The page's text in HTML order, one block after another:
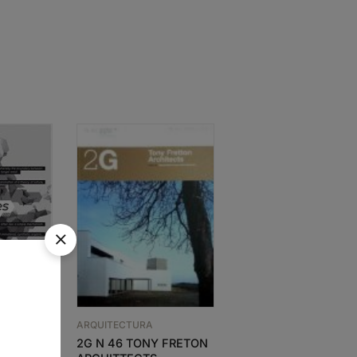
ARQUITECTURA
2G N 46 TONY FRETON